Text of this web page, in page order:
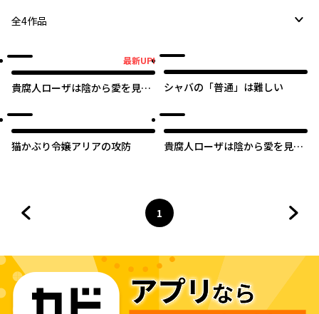
全4作品
最新UP!
貴腐人ローザは陰から愛を見守
シャバの「普通」は難しい
猫かぶり令嬢アリアの攻防
貴腐人ローザは陰から愛を見守
ページ
1
へ